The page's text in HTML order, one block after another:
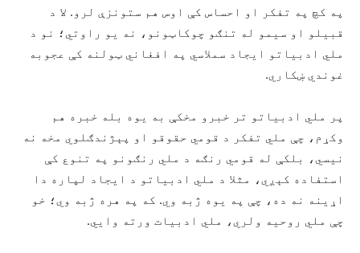
په کچ په تفکر او احساس کې اوس هم ستونزې لرو. لا د
قبيلو او سيمو له تنګو چوکاټونو، نه يو راوتي؛ نو د
ملي ادبياتو ايجاد سملاسي په افغاني ټولنه کې عجوبه
غوندي ښکاري.
پر ملي ادبياتو تر خبرو مخکې به يوه بله خبره هم
وکړم، چې ملي تفکر د قومي حقوقو او پېژندګلوي مخه نه
نيسي، بلکې له قومي رنګه د ملي رنګونو په تنوع کې
استفاده کېږي، مثلا د ملي ادبياتو د ايجاد لپاره دا
اړينه نه ده، چې په يوه ژبه وي. که په هره ژبه وي؛ خو
چې ملي روحيه ولري، ملي ادبيات ورته وايي.